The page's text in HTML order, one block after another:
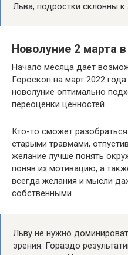
Льва, подростки склонны
Новолуние 2 марта
Начало месяца дает
Гороскоп на март 2022
новолуние оптимально
переоценки ценностей.
Кто-то сможет
старыми травмами,
желание лучше понять
поняв их мотивацию, а
всегда желания и мысли
собственными.
Льву не нужно
зрения. Гораздо